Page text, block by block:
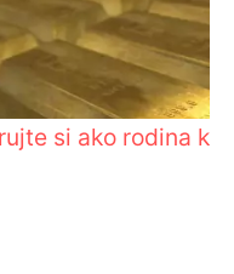
si ako rodina k